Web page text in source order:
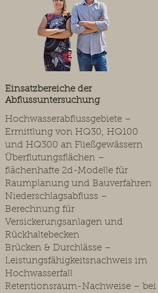
Einsatzbereiche der
Abflussuntersuchung
Hochwasserabflussgebiete –
Ermittlung von HQ30, HQ100
und HQ300 an Fließgewässern
Überflutungsflächen –
flächenhafte 2d-Modelle für
Raumplanung und Bauverfahren
Niederschlagsabfluss –
Berechnung für
Versickerungsanlagen und
Rückhaltebecken
Brücken & Durchlässe –
Leistungsfähigkeitsnachweis im
Hochwasserfall
Retentionsraum-Nachweise – bei